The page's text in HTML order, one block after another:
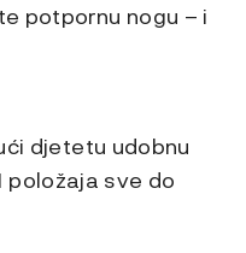
potpornu nogu – i
djetetu udobnu
položaja sve do